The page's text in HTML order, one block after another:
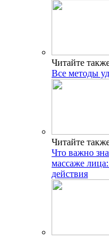
Читайте
Все методы
Читайте
Что важно
массаже
действия